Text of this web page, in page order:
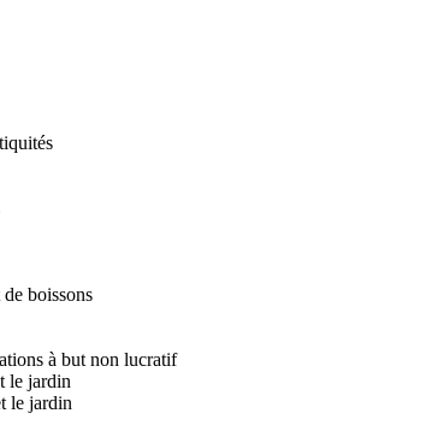
boissons
à but non lucratif
le jardin
le jardin